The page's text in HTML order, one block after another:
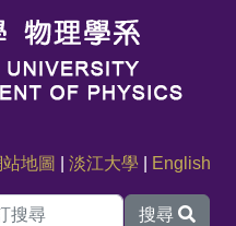
地圖 |淡江大學 English
搜尋